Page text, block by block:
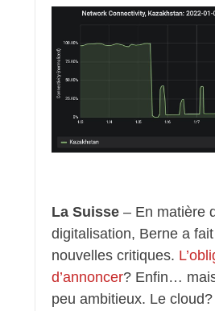
La Suisse– En matière
digitalisation, Berne a fait
nouvelles critiques.
d’annoncer? Enfin…
peu ambitieux. Le